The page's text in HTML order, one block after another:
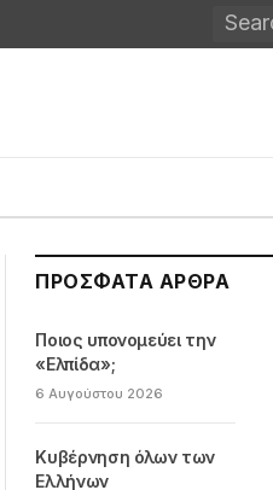
ΠΡΌΣΦΑΤΑ ΆΡΘΡΑ
Ποιος υπονομεύει την
«Ελπίδα»;
6 Αυγούστου 2026
Κυβέρνηση όλων των
Ελλήνων